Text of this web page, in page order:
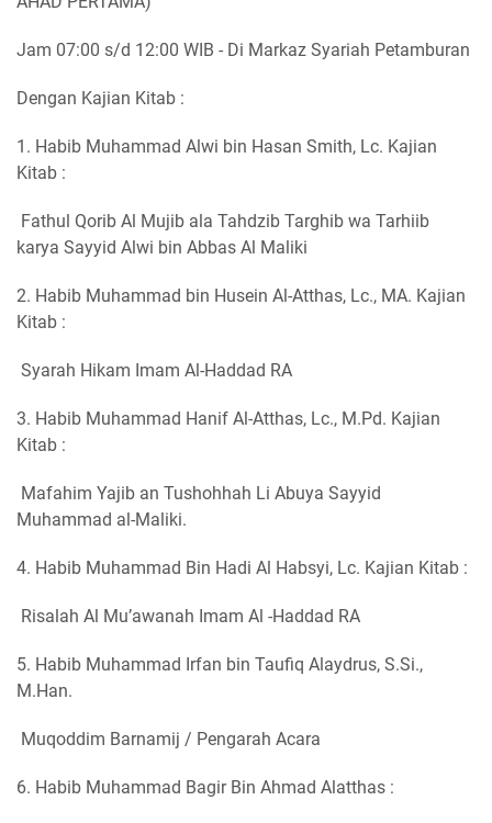
Jam 07:00 s/d 12:00 WIB - Di Markaz Syariah Petamburan
Dengan Kajian Kitab :
1. Habib Muhammad Alwi bin Hasan Smith, Lc. Kajian
Kitab :
Fathul Qorib Al Mujib ala Tahdzib Targhib wa Tarhiib
karya Sayyid Alwi bin Abbas Al Maliki
2. Habib Muhammad bin Husein Al-Atthas, Lc., MA. Kajian
Kitab :
Syarah Hikam Imam Al-Haddad RA
3. Habib Muhammad Hanif Al-Atthas, Lc., M.Pd. Kajian
Kitab :
Mafahim Yajib an Tushohhah Li Abuya Sayyid
Muhammad al-Maliki.
4. Habib Muhammad Bin Hadi Al Habsyi, Lc. Kajian Kitab :
Risalah Al Mu’awanah Imam Al -Haddad RA
5. Habib Muhammad Irfan bin Taufiq Alaydrus, S.Si.,
M.Han.
Muqoddim Barnamij / Pengarah Acara
6. Habib Muhammad Bagir Bin Ahmad Alatthas :